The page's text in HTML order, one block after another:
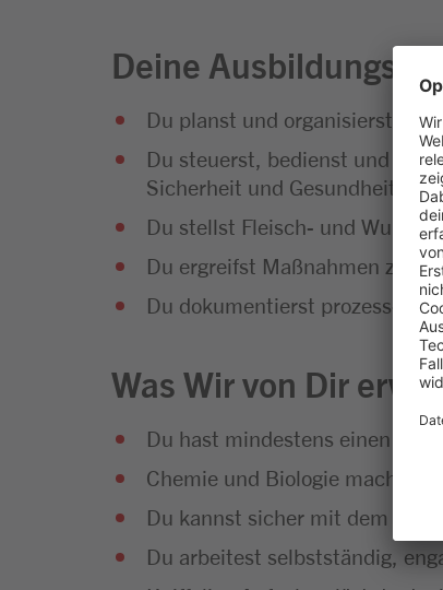
Deine
Du planst und organisierst
Du steuerst, bedienst und
Sicherheit und
Du stellst Fleisch- und
Du ergreifst Maßnahmen zur
Du dokumentierst prozess-
Was Wir von Dir
Du hast mindestens einen
Chemie und Biologie machen
Du kannst sicher mit dem
Du arbeitest selbstständig,